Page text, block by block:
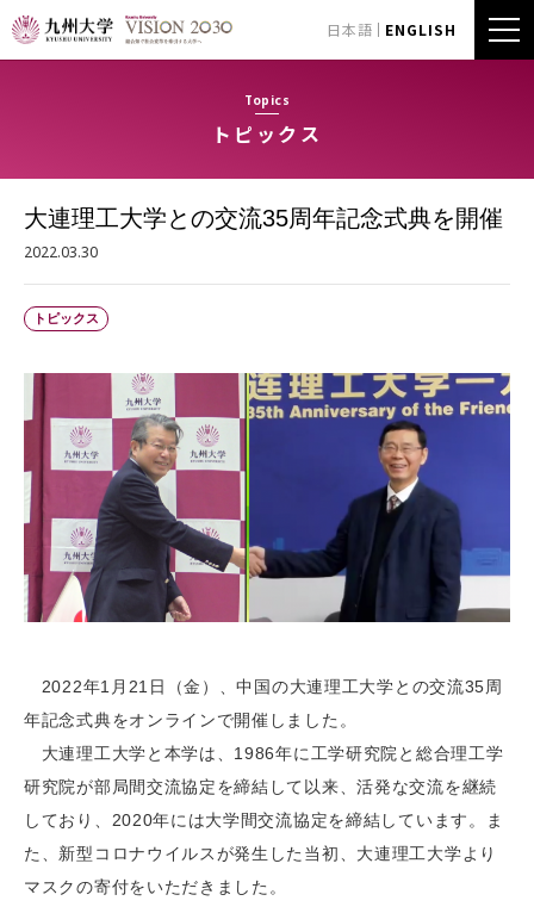
日本語 ENGLISH
Topics
トピックス
大連理工大学との交流35周年記念式典を開催
2022.03.30
トピックス
2022年1月21日（金）、中国の大連理工大学との交流35周
年記念式典をオンラインで開催しました。
大連理工大学と本学は、1986年に工学研究院と総合理工学
研究院が部局間交流協定を締結して以来、活発な交流を継続
しており、2020年には大学間交流協定を締結しています。ま
た、新型コロナウイルスが発生した当初、大連理工大学より
マスクの寄付をいただきました。